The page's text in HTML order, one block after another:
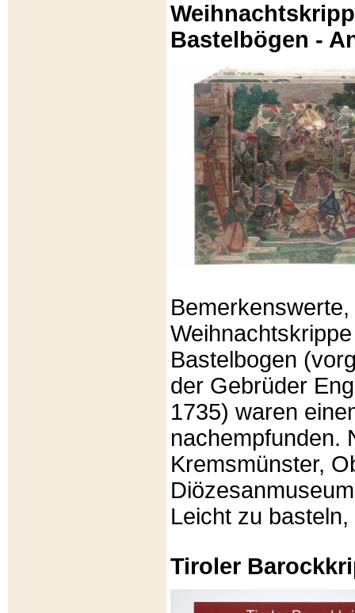
Bastelbögen -
Bastelbogen
der Gebrüder
1735) waren
nachempfunden.
Kremsmünster,
Leicht zu
Tiroler